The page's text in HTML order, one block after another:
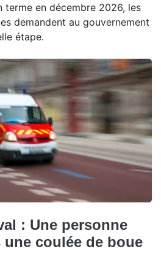
en décembre 2026, les
demandent au gouvernement
étape.
: Une personne
coulée de boue